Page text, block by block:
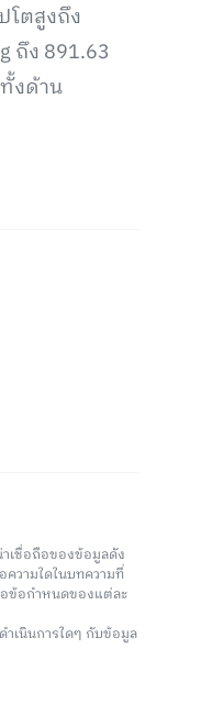
โตสูงถึง
ถึง 891.63
งด้าน
เชื่อถือของข้อมูลดัง
วามใดในบทความที่
อข้อกำหนดของแต่ละ
เนินการใดๆ กับข้อมูล